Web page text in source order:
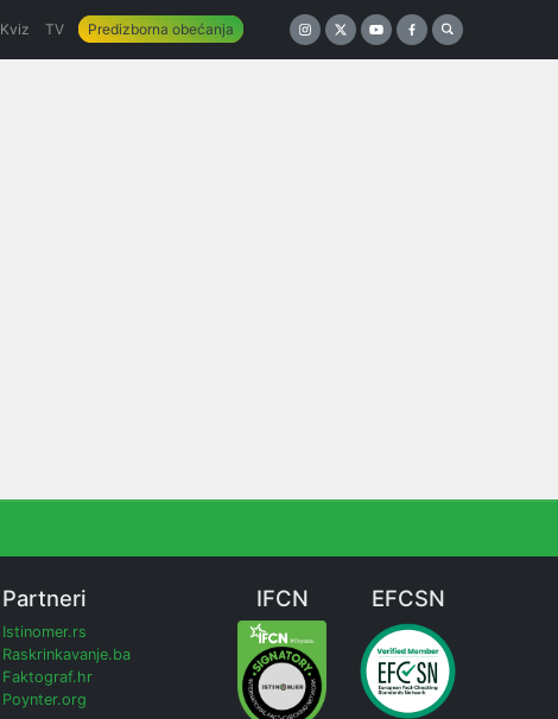
Kviz TV Predizborna obećanja
Partneri
Istinomer.rs
Raskrinkavanje.ba
Faktograf.hr
Poynter.org
IFCN EFCSN